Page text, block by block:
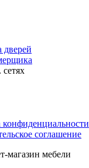
дверей
соглашение
магазин мебели